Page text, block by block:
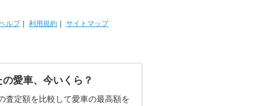
ルプ｜ 利用規約 サイトマップ
愛車、今いくら？
査定額を比較して愛車の最高額を